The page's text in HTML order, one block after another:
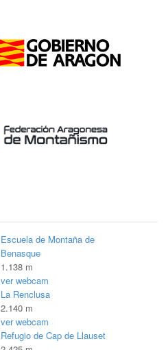
Escuela de Montaña de
Benasque
1.138 m
ver webcam
La Renclusa
2.140 m
ver webcam
Refugio de Cap de Llauset